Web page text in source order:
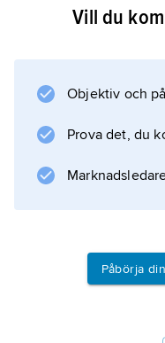
särskilt i de
dess
etablerade
Se även
grammatik
Vill du
Objektiv och
Prova det, du
Påbörja